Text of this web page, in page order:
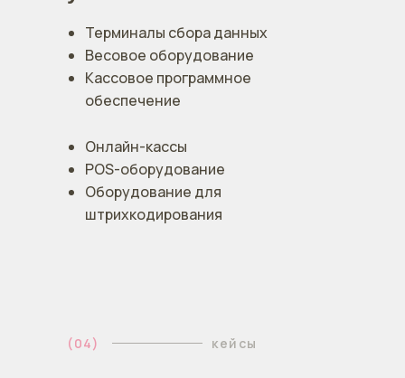
Терминалы сбора данных
Весовое оборудование
Кассовое программное
обеспечение
Онлайн-кассы
POS-оборудование
Оборудование для
штрихкодирования
(04) кейсы